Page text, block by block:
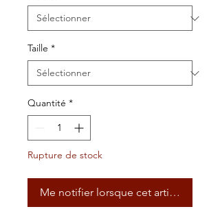
Taille *
Quantité *
Rupture de stock
Me notifier lorsque cet article est